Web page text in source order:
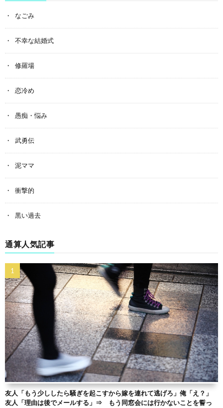
なごみ
不幸な結婚式
修羅場
恋冷め
愚痴・悩み
武勇伝
泥ママ
衝撃的
黒い過去
通算人気記事
友人「もう少ししたら騒ぎを起こすから嫁を連れて逃げろ」俺「え？」
友人「理由は後でメールする」⇒ もう同窓会には行かないことを誓っ